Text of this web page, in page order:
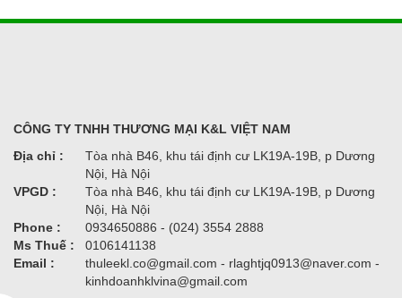
CÔNG TY TNHH THƯƠNG MẠI K&L VIỆT NAM
Địa chỉ :
Tòa nhà B46, khu tái định cư LK19A-19B, p Dương
Nội, Hà Nội
VPGD :
Tòa nhà B46, khu tái định cư LK19A-19B, p Dương
Nội, Hà Nội
Phone :
0934650886 - (024) 3554 2888
Ms Thuế :
0106141138
Email :
thuleekl.co@gmail.com - rlaghtjq0913@naver.com -
kinhdoanhklvina@gmail.com